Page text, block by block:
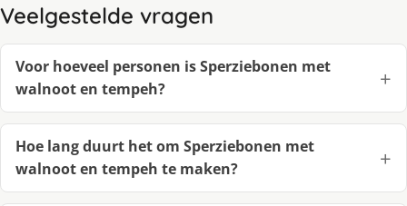
Veelgestelde vragen
Voor hoeveel personen is Sperziebonen met
walnoot en tempeh?
Hoe lang duurt het om Sperziebonen met
walnoot en tempeh te maken?